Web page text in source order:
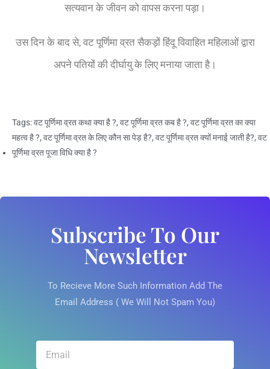
सत्यवान के जीवन को वापस करना पड़ा।
उस दिन के बाद से, वट पूर्णिमा व्रत सैकड़ों हिंदू विवाहित महिलाओं द्वारा
अपने पतियों की दीर्घायु के लिए मनाया जाता है।
Tags:वट पूर्णिमा व्रत कथा क्या है ?, वट पूर्णिमा व्रत कब है ?, वट पूर्णिमा व्रत का क्या
महत्व है ?, वट पूर्णिमा व्रत के लिए कौन सा पेड़ है?, वट पूर्णिमा व्रत क्यों मनाई जाती है?, वट
पूर्णिमा व्रत पूजा विधि क्या है ?
Subscribe To Our
Newsletter
To Recieve More Such Information Add The
Email Address ( We Will Not Spam You)